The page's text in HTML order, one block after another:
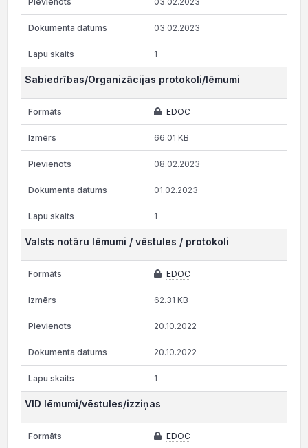
03.02.2023
1
Sabiedrības/Organizācijas protokoli/lēmumi
EDOC
66.01 KB
08.02.2023
01.02.2023
1
Valsts notāru lēmumi / vēstules / protokoli
EDOC
62.31 KB
20.10.2022
20.10.2022
1
VID lēmumi/vēstules/izziņas
EDOC